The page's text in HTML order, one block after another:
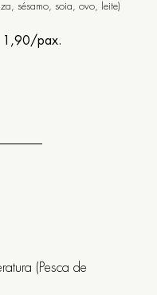
sésamo, soia, ovo, leite)
1,90/pax.
(Pesca de